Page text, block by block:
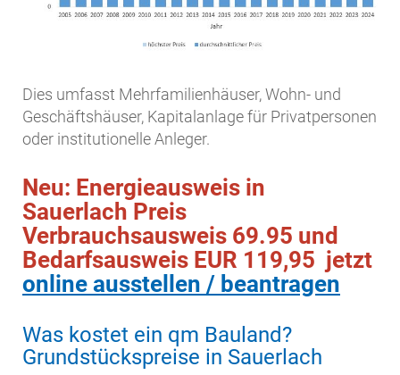
Dies umfasst Mehrfamilienhäuser, Wohn- und
Geschäftshäuser, Kapitalanlage für Privatpersonen
oder institutionelle Anleger.
Neu: Energieausweis in
Sauerlach Preis
Verbrauchsausweis 69.95 und
Bedarfsausweis EUR 119,95 jetzt
online ausstellen / beantragen
Was kostet ein qm Bauland?
Grundstückspreise in Sauerlach